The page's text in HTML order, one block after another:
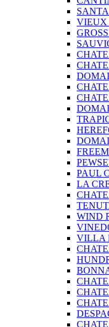
VIEUX
PAUL
LA
WIND
VILLA